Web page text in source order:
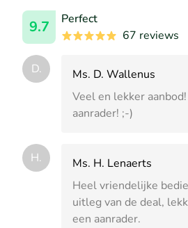
9.7
Perfect
67 reviews
D.
Ms. D. Wallenus
Veel en lekker
aanrader! ;-)
H.
Ms. H. Lenaerts
Heel vriendelijke
uitleg van de deal,
een aanrader.